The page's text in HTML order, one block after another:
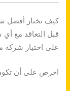
كيف تختار أفضل
قبل التعاقد مع
على اختيار شركة
احرص على أن